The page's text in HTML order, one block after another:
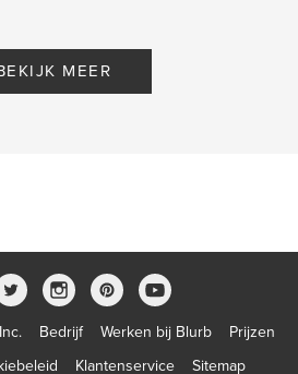
MEER
Bedrijf Werken bij Blurb
Prijzen
Klantenservice Sitemap